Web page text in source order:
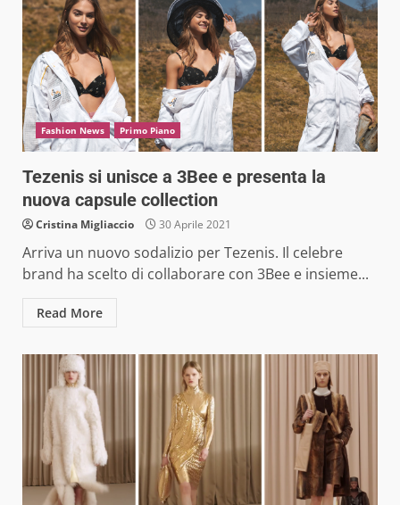
Fashion News Primo Piano
Tezenis si unisce a 3Bee e presenta la
nuova capsule collection
Cristina Migliaccio 30 Aprile 2021
Arriva un nuovo sodalizio per Tezenis. Il celebre
brand ha scelto di collaborare con 3Bee e insieme...
Read More